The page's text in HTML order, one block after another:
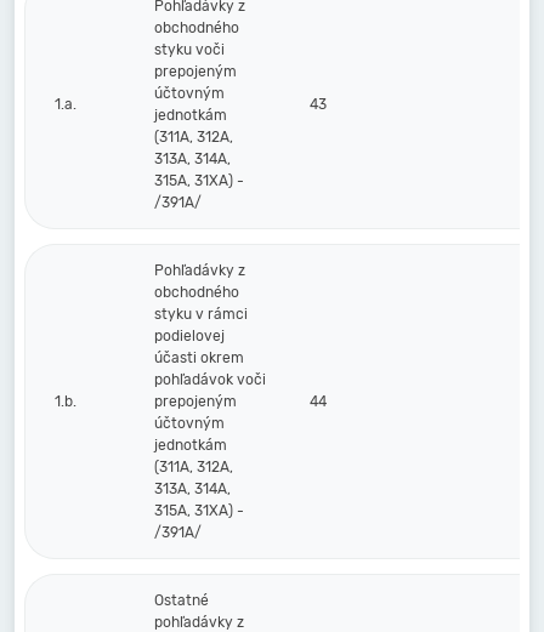
1.a.
Pohľadávky z
obchodného
styku voči
prepojeným
účtovným
jednotkám
(311A, 312A,
313A, 314A,
315A, 31XA) -
/391A/
43
1.b.
Pohľadávky z
obchodného
styku v rámci
podielovej
účasti okrem
pohľadávok voči
prepojeným
účtovným
jednotkám
(311A, 312A,
313A, 314A,
315A, 31XA) -
/391A/
44
Ostatné
pohľadávky z